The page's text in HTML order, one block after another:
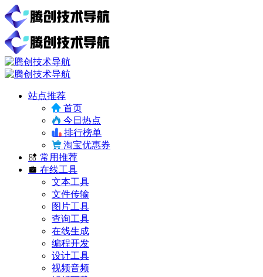
站点推荐
首页
今日热点
排行榜单
淘宝优惠券
常用推荐
在线工具
文本工具
文件传输
图片工具
查询工具
在线生成
编程开发
设计工具
视频音频